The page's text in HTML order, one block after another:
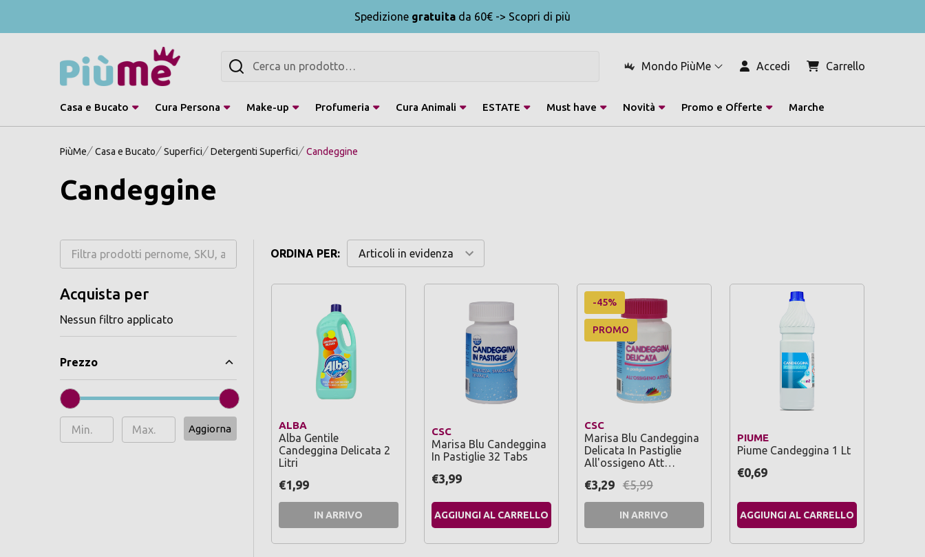
Spedizione gratuita da 60€ -> Scopri di più
Mondo PiùMe Accedi Carrello
Cerca
Casa e Bucato Cura Persona Make-up Profumeria Cura Animali ESTATE Must have Novità Promo e Offerte Marche
PiùMe Casa e Bucato Superfici Detergenti Superfici Candeggine
Candeggine
Acquista per
Nessun filtro applicato
Prezzo
Aggiorna
ORDINA PER:
ALBA
Alba Gentile
Candeggina Delicata 2
Litri
€1,99
IN ARRIVO
CSC
Marisa Blu Candeggina
In Pastiglie 32 Tabs
€3,99
AGGIUNGI AL CARRELLO
-45%
PROMO
CSC
Marisa Blu Candeggina
Delicata In Pastiglie
All'ossigeno Att…
€3,29 €5,99
IN ARRIVO
PIUME
Piume Candeggina 1 Lt
€0,69
AGGIUNGI AL CARRELLO